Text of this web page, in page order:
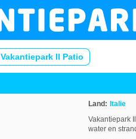
Vakantiepark Il Patio
Land: Italie
Vakantiepark
water en